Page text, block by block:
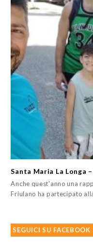
Santa Maria La Longa
Anche quest'anno una
Friulano ha partecipato
SEGUICI SU FACEBOOK